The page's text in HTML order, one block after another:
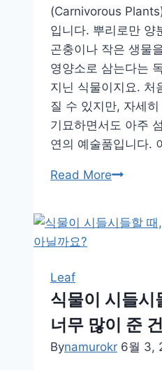
행
동
(Carnivorous
입니다. 뿌리로만 양
곤충이나 작은 생물
영양소로 삼는다는
지닌 식물이지요. 처
질 수 있지만, 자세
기묘하면서도 아주
연의 예술품입니다.
Read More신
식
세
계:
키
Leaf
식물이 시들시
너무 많이 준
Bynamurokr 6월 3,